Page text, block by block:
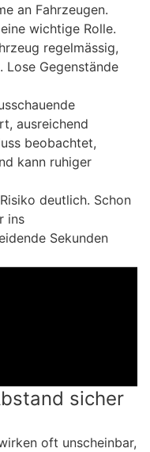
an Fahrzeugen.
wichtige Rolle.
regelmässig,
Lose Gegenstände
ausreichend
beobachtet,
kann ruhiger
deutlich. Schon
ins
Sekunden
sicher
oft unscheinbar,